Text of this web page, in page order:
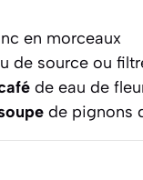
en morceaux
de source ou
de eau de
de pignons